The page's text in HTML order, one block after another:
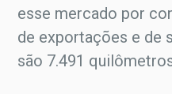
esse mercado por
de exportações e de
são 7.491